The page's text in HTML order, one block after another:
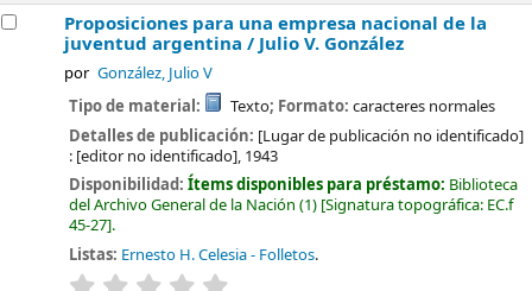
Proposiciones para una empresa nacional de la
juventud argentina / Julio V. González
por González, Julio V
Tipo de material: Texto; Formato: caracteres normales
Detalles de publicación: [Lugar de publicación no identificado]
: [editor no identificado], 1943
Disponibilidad:Ítems disponibles para préstamo: Biblioteca
del Archivo General de la Nación (1) Signatura topográfica: EC.f
45-27 .
Listas: Ernesto H. Celesia - Folletos.
valoración